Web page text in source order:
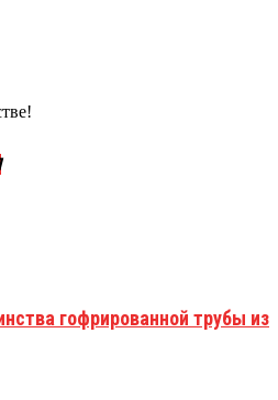
гофрированной трубы из